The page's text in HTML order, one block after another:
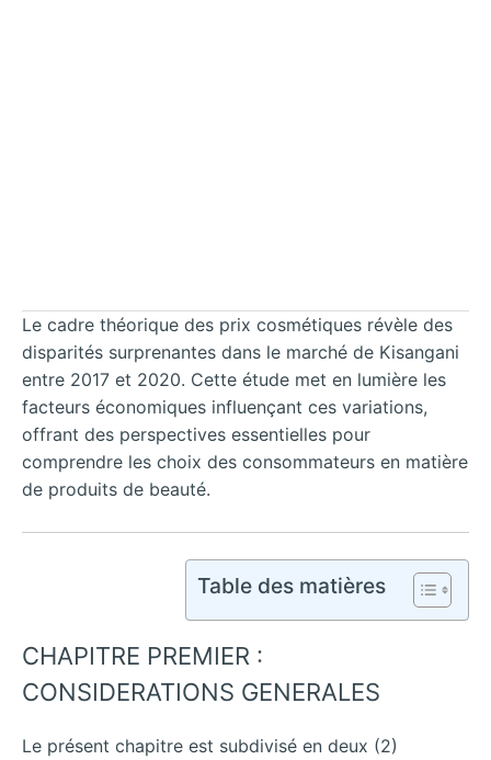
Le cadre théorique des prix cosmétiques révèle des
disparités surprenantes dans le marché de Kisangani
entre 2017 et 2020. Cette étude met en lumière les
facteurs économiques influençant ces variations,
offrant des perspectives essentielles pour
comprendre les choix des consommateurs en matière
de produits de beauté.
Table des matières
CHAPITRE PREMIER :
CONSIDERATIONS GENERALES
Le présent chapitre est subdivisé en deux (2)